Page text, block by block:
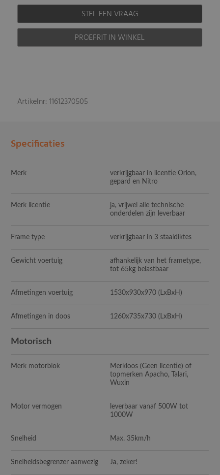
STEL EEN VRAAG
PROEFRIT IN WINKEL
Artikelnr: 11612370505
Specificaties
Merk
verkrijgbaar in licentie Orion,
gepard en Nitro
Merk licentie
ja, vrijwel alle technische
onderdelen zijn leverbaar
Frame type verkrijgbaar in 3 staaldiktes
Gewicht voertuig
afhankelijk van het frametype,
tot 65kg belastbaar
Afmetingen voertuig 1530x930x970 (LxBxH)
Afmetingen in doos 1260x735x730 (LxBxH)
Motorisch
Merk motorblok
Merkloos (Geen licentie) of
topmerken Apacho, Talari,
Wuxin
Motor vermogen
leverbaar vanaf 500W tot
1000W
Snelheid Max. 35km/h
Snelheidsbegrenzer aanwezig Ja, zeker!